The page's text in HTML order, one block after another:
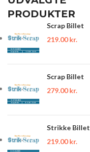
PRODUKTER
Scrap Billet
219.00kr.
Scrap Billet
279.00kr.
Strikke Billet
219.00kr.